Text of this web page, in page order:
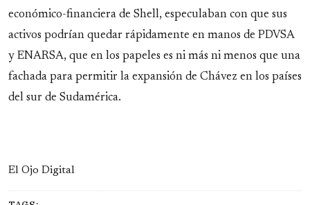
económico-financiera de Shell, especulaban con que sus
activos podrían quedar rápidamente en manos de PDVSA
y ENARSA, que en los papeles es ni más ni menos que una
fachada para permitir la expansión de Chávez en los países
del sur de Sudamérica.
El Ojo Digital